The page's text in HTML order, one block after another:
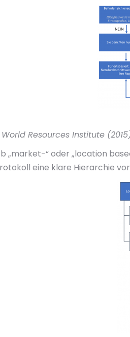
Resources Institute
„market-“ oder „location
eine klare Hierarchie